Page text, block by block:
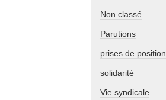
Non classé
Parutions
prises de position
solidarité
Vie syndicale